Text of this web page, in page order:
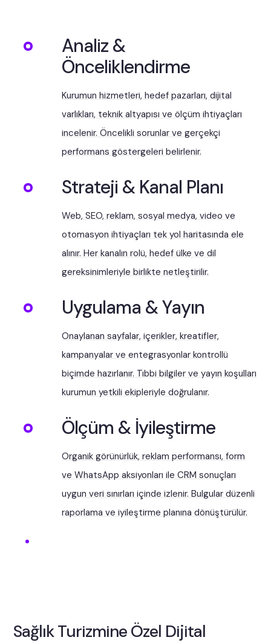
Analiz &
Önceliklendirme
Kurumun hizmetleri, hedef pazarları, dijital
varlıkları, teknik altyapısı ve ölçüm ihtiyaçları
incelenir. Öncelikli sorunlar ve gerçekçi
performans göstergeleri belirlenir.
Strateji & Kanal Planı
Web, SEO, reklam, sosyal medya, video ve
otomasyon ihtiyaçları tek yol haritasında ele
alınır. Her kanalın rolü, hedef ülke ve dil
gereksinimleriyle birlikte netleştirilir.
Uygulama & Yayın
Onaylanan sayfalar, içerikler, kreatifler,
kampanyalar ve entegrasyonlar kontrollü
biçimde hazırlanır. Tıbbi bilgiler ve yayın koşulları
kurumun yetkili ekipleriyle doğrulanır.
Ölçüm & İyileştirme
Organik görünürlük, reklam performansı, form
ve WhatsApp aksiyonları ile CRM sonuçları
uygun veri sınırları içinde izlenir. Bulgular düzenli
raporlama ve iyileştirme planına dönüştürülür.
Sağlık Turizmine Özel Dijital